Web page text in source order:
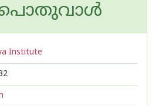
പൊതുവാള്‍
Institute